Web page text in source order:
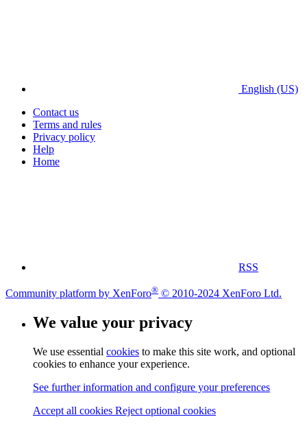
English (US)
Contact us
Terms and rules
Privacy policy
Help
Home
RSS
Community platform by XenForo® © 2010-2024 XenForo Ltd.
We value your privacy
We use essential cookies to make this site work, and optional
cookies to enhance your experience.
See further information and configure your preferences
Accept all cookies Reject optional cookies